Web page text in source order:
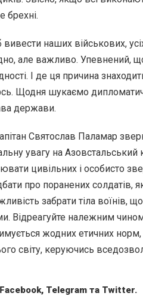
брехні.
наших військових,
але важливо. Упевнений,
І де ця причина
Щодня шукаємо
держави.
Святослав Паламар
увагу на Азовстальський
цивільних і особисто
про поранених солдатів,
забрати тіла воїнів,
Відреагуйте належним
жодних етичних
світу, керуючись
Facebook, Telegram та Twitter.